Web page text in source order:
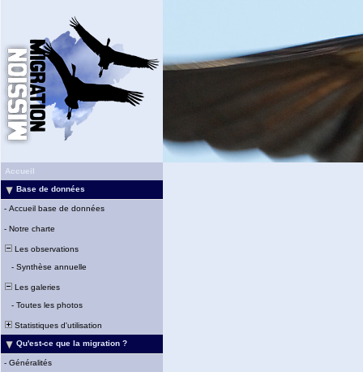
Accueil
Base de données
- Accueil base de données
- Notre charte
Les observations
- Synthèse annuelle
Les galeries
- Toutes les photos
Statistiques d'utilisation
Qu'est-ce que la migration ?
- Généralités